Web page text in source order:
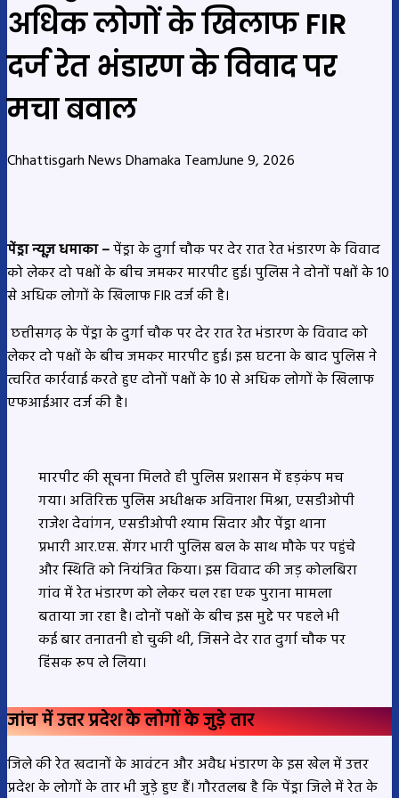
अधिक लोगों के खिलाफ FIR
दर्ज रेत भंडारण के विवाद पर
मचा बवाल
Chhattisgarh News Dhamaka TeamJune 9, 2026
पेंड्रा न्यूज़ धमाका –पेंड्रा के दुर्गा चौक पर देर रात रेत भंडारण के विवाद
को लेकर दो पक्षों के बीच जमकर मारपीट हुई। पुलिस ने दोनों पक्षों के 10
से अधिक लोगों के खिलाफ FIR दर्ज की है।
छत्तीसगढ़ के पेंड्रा के दुर्गा चौक पर देर रात रेत भंडारण के विवाद को
लेकर दो पक्षों के बीच जमकर मारपीट हुई। इस घटना के बाद पुलिस ने
त्वरित कार्रवाई करते हुए दोनों पक्षों के 10 से अधिक लोगों के खिलाफ
एफआईआर दर्ज की है।
मारपीट की सूचना मिलते ही पुलिस प्रशासन में हड़कंप मच
गया। अतिरिक्त पुलिस अधीक्षक अविनाश मिश्रा, एसडीओपी
राजेश देवांगन, एसडीओपी श्याम सिदार और पेंड्रा थाना
प्रभारी आर.एस. सेंगर भारी पुलिस बल के साथ मौके पर पहुंचे
और स्थिति को नियंत्रित किया। इस विवाद की जड़ कोलबिरा
गांव में रेत भंडारण को लेकर चल रहा एक पुराना मामला
बताया जा रहा है। दोनों पक्षों के बीच इस मुद्दे पर पहले भी
कई बार तनातनी हो चुकी थी, जिसने देर रात दुर्गा चौक पर
हिंसक रूप ले लिया।
जांच में उत्तर प्रदेश के लोगों के जुड़े तार
जिले की रेत खदानों के आवंटन और अवैध भंडारण के इस खेल में उत्तर
प्रदेश के लोगों के तार भी जुड़े हुए हैं। गौरतलब है कि पेंड्रा जिले में रेत के